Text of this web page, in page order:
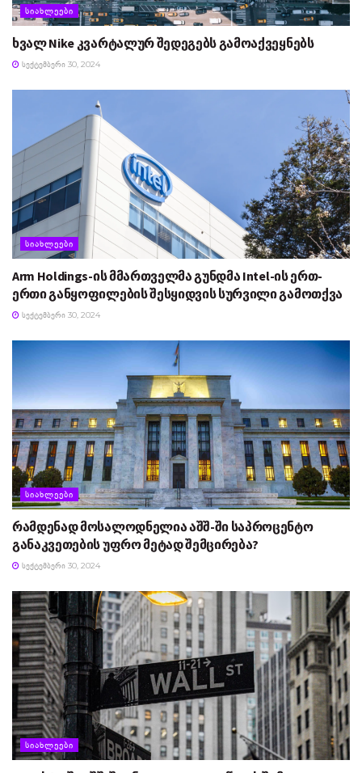
ᲡᲘᲐᲮᲚᲔᲔᲑᲘ
ხვალ Nike კვარტალურ შედეგებს გამოაქვეყნებს
ᲡᲔᲥᲢᲔᲛᲑᲔᲠᲘ 30, 2024
ᲡᲘᲐᲮᲚᲔᲔᲑᲘ
Arm Holdings-ის მმართველმა გუნდმა Intel-ის ერთ-
ერთი განყოფილების შესყიდვის სურვილი გამოთქვა
ᲡᲔᲥᲢᲔᲛᲑᲔᲠᲘ 30, 2024
ᲡᲘᲐᲮᲚᲔᲔᲑᲘ
რამდენად მოსალოდნელია აშშ-ში საპროცენტო
განაკვეთების უფრო მეტად შემცირება?
ᲡᲔᲥᲢᲔᲛᲑᲔᲠᲘ 30, 2024
ᲡᲘᲐᲮᲚᲔᲔᲑᲘ